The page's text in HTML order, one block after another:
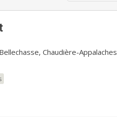
Chaudière-Appalaches